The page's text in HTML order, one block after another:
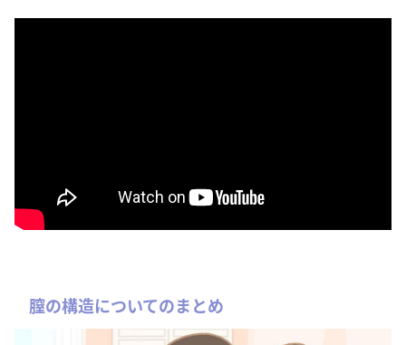
膣の構造についてのまとめ